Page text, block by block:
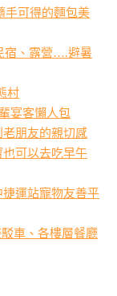
手可得的麵包美
宿、露營….避暑
村
宴客懶人包
朋友的親切感
可以去吃早午
運站寵物友善平
車、各樓層餐廳